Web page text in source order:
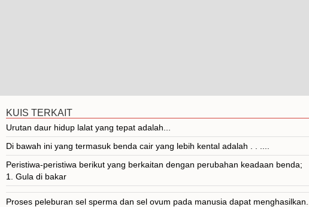
KUIS TERKAIT
Urutan daur hidup lalat yang tepat adalah...
Di bawah ini yang termasuk benda cair yang lebih kental adalah . . ....
Peristiwa-peristiwa berikut yang berkaitan dengan perubahan keadaan benda;
1. Gula di bakar
Proses peleburan sel sperma dan sel ovum pada manusia dapat menghasilkan...